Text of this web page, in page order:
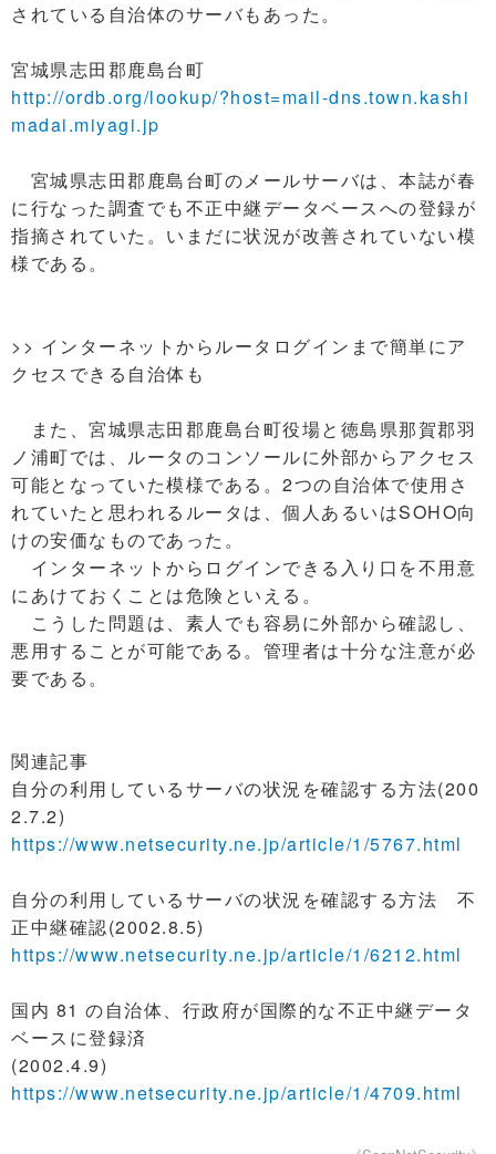
されている自治体のサーバもあった。
宮城県志田郡鹿島台町
http://ordb.org/lookup/?host=mail-dns.town.kashi
madai.miyagi.jp
宮城県志田郡鹿島台町のメールサーバは、本誌が春
に行なった調査でも不正中継データベースへの登録が
指摘されていた。いまだに状況が改善されていない模
様である。
>> インターネットからルータログインまで簡単にア
クセスできる自治体も
また、宮城県志田郡鹿島台町役場と徳島県那賀郡羽
ノ浦町では、ルータのコンソールに外部からアクセス
可能となっていた模様である。2つの自治体で使用さ
れていたと思われるルータは、個人あるいはSOHO向
けの安価なものであった。
インターネットからログインできる入り口を不用意
にあけておくことは危険といえる。
こうした問題は、素人でも容易に外部から確認し、
悪用することが可能である。管理者は十分な注意が必
要である。
関連記事
自分の利用しているサーバの状況を確認する方法(200
2.7.2)
https://www.netsecurity.ne.jp/article/1/5767.html
自分の利用しているサーバの状況を確認する方法 不
正中継確認(2002.8.5)
https://www.netsecurity.ne.jp/article/1/6212.html
国内 81 の自治体、行政府が国際的な不正中継データ
ベースに登録済
(2002.4.9)
https://www.netsecurity.ne.jp/article/1/4709.html